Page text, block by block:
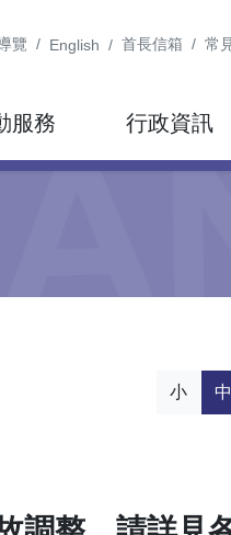
覽 English 首長信箱 常
服務 行政資訊
小 中